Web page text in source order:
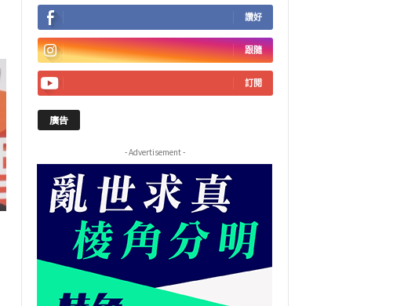
讚好
跟隨
訂閱
廣告
- Advertisement -